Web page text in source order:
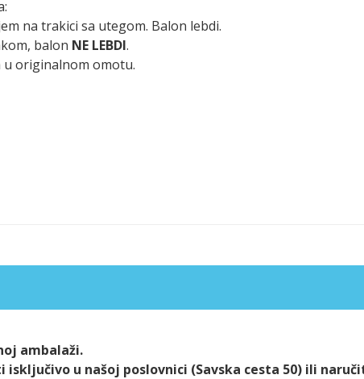
na trakici sa utegom. Balon lebdi.
balon NE LEBDI.
originalnom omotu.
ambalaži.
u našoj poslovnici (Savska cesta 50) ili